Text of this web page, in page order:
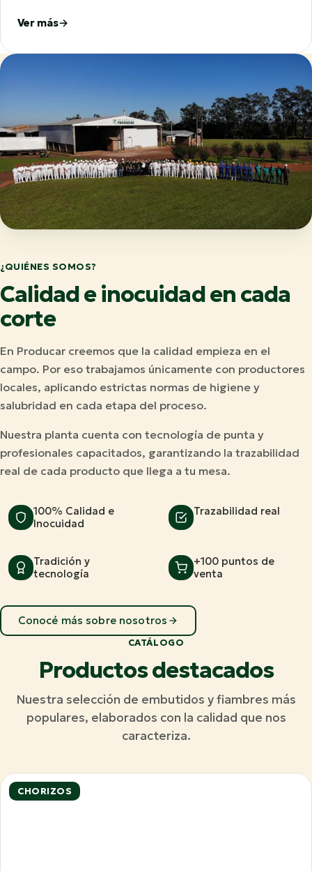
Ver más
¿QUIÉNES SOMOS?
Calidad e inocuidad en cada
corte
En Producar creemos que la calidad empieza en el
campo. Por eso trabajamos únicamente con productores
locales, aplicando estrictas normas de higiene y
salubridad en cada etapa del proceso.
Nuestra planta cuenta con tecnología de punta y
profesionales capacitados, garantizando la trazabilidad
real de cada producto que llega a tu mesa.
100% Calidad e
Inocuidad
Trazabilidad real
Tradición y
tecnología
+100 puntos de
venta
Conocé más sobre nosotros
CATÁLOGO
Productos destacados
Nuestra selección de embutidos y fiambres más
populares, elaborados con la calidad que nos
caracteriza.
CHORIZOS